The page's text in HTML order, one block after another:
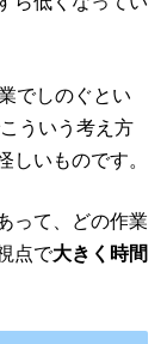
でしのぐとい
ういう考え方
しいものです。
って、どの作業
点で大きく時間